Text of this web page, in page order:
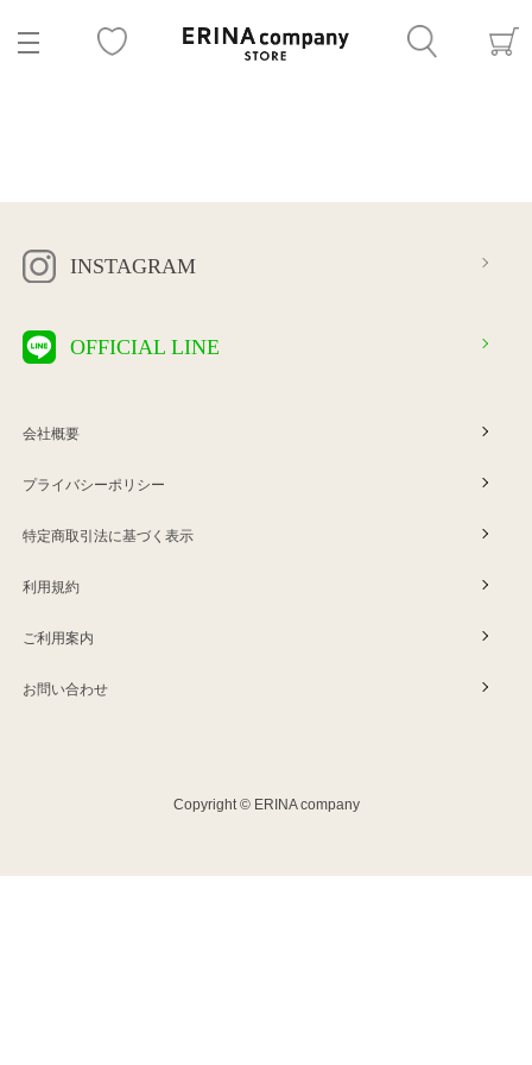
INSTAGRAM
OFFICIAL LINE
会社概要
プライバシーポリシー
特定商取引法に基づく表示
利用規約
ご利用案内
お問い合わせ
Copyright © ERINA company